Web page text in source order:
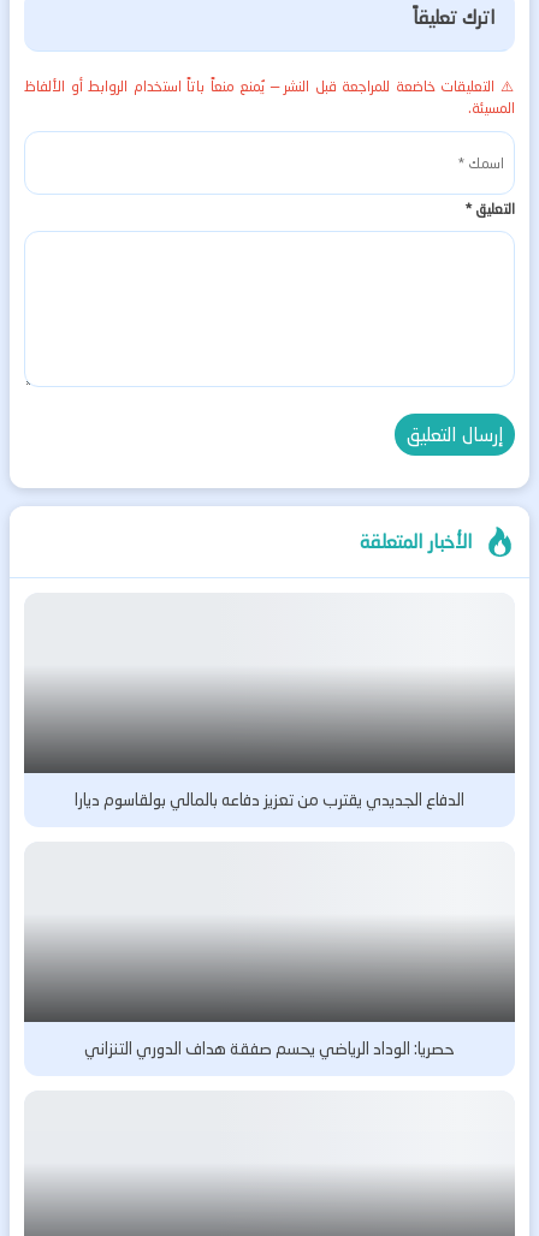
اترك تعليقاً
⚠️ التعليقات خاضعة للمراجعة قبل النشر — يُمنع منعاً باتاً استخدام الروابط أو الألفاظ
المسيئة.
التعليق*
الأخبار المتعلقة
الدفاع الجديدي يقترب من تعزيز دفاعه بالمالي بولقاسوم ديارا
حصريا: الوداد الرياضي يحسم صفقة هداف الدوري التنزاني